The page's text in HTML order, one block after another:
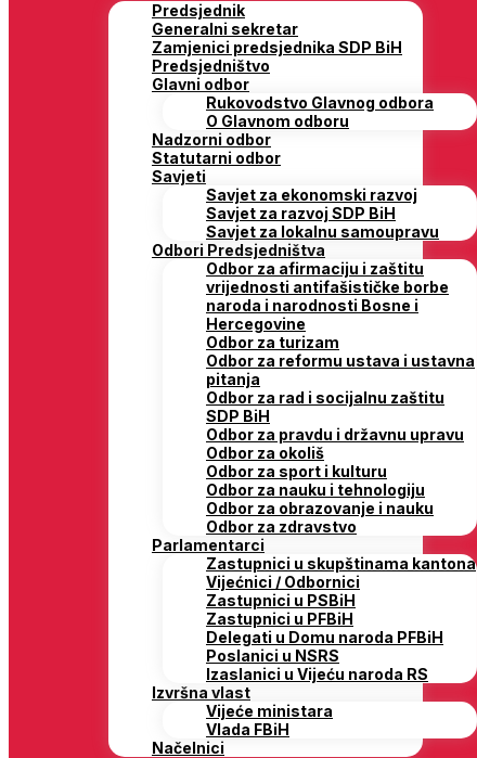
Predsjednik
Generalni sekretar
Zamjenici predsjednika SDP BiH
Predsjedništvo
Glavni odbor
Rukovodstvo Glavnog odbora
O Glavnom odboru
Nadzorni odbor
Statutarni odbor
Savjeti
Savjet za ekonomski razvoj
Savjet za razvoj SDP BiH
Savjet za lokalnu samoupravu
Odbori Predsjedništva
Odbor za afirmaciju i zaštitu
vrijednosti antifašističke borbe
naroda i narodnosti Bosne i
Hercegovine
Odbor za turizam
Odbor za reformu ustava i ustavna
pitanja
Odbor za rad i socijalnu zaštitu
SDP BiH
Odbor za pravdu i državnu upravu
Odbor za okoliš
Odbor za sport i kulturu
Odbor za nauku i tehnologiju
Odbor za obrazovanje i nauku
Odbor za zdravstvo
Parlamentarci
Zastupnici u skupštinama kantona
Vijećnici / Odbornici
Zastupnici u PSBiH
Zastupnici u PFBiH
Delegati u Domu naroda PFBiH
Poslanici u NSRS
Izaslanici u Vijeću naroda RS
Izvršna vlast
Vijeće ministara
Vlada FBiH
Načelnici